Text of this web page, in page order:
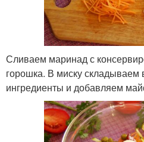
Сливаем маринад с
горошка. В миску складываем
ингредиенты и добавляем